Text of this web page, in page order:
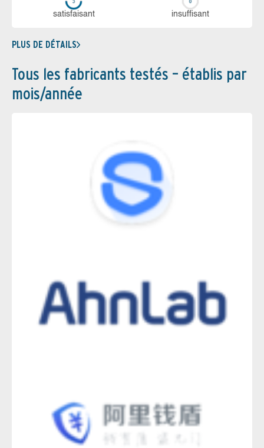
sa­tis­fai­sant in­suf­fi­sant
PLUS DE DÉTAILS
Tous les fabricants testés – établis par
mois/année